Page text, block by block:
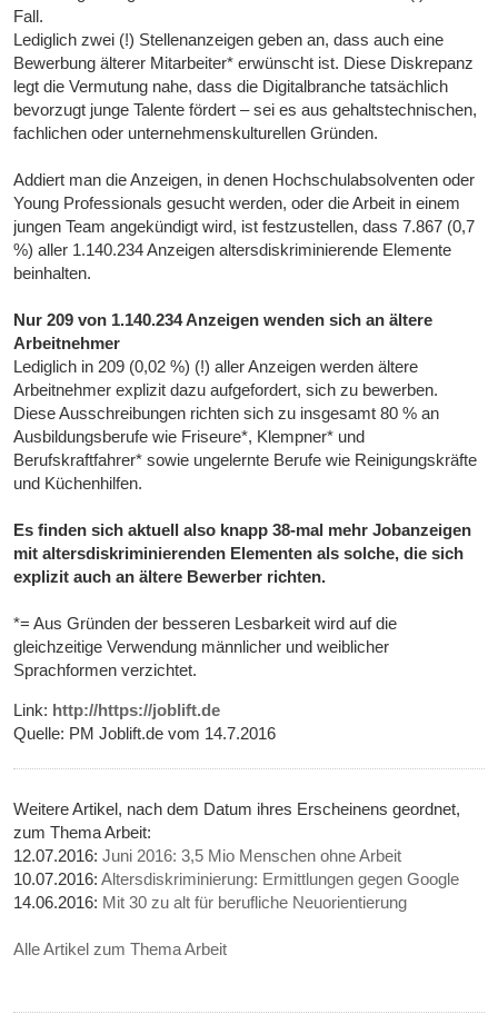
Fall.
Lediglich zwei (!) Stellenanzeigen geben an, dass auch eine
Bewerbung älterer Mitarbeiter* erwünscht ist. Diese Diskrepanz
legt die Vermutung nahe, dass die Digitalbranche tatsächlich
bevorzugt junge Talente fördert – sei es aus gehaltstechnischen,
fachlichen oder unternehmenskulturellen Gründen.
Addiert man die Anzeigen, in denen Hochschulabsolventen oder
Young Professionals gesucht werden, oder die Arbeit in einem
jungen Team angekündigt wird, ist festzustellen, dass 7.867 (0,7
%) aller 1.140.234 Anzeigen altersdiskriminierende Elemente
beinhalten.
Nur 209 von 1.140.234 Anzeigen wenden sich an ältere
Arbeitnehmer
Lediglich in 209 (0,02 %) (!) aller Anzeigen werden ältere
Arbeitnehmer explizit dazu aufgefordert, sich zu bewerben.
Diese Ausschreibungen richten sich zu insgesamt 80 % an
Ausbildungsberufe wie Friseure*, Klempner* und
Berufskraftfahrer* sowie ungelernte Berufe wie Reinigungskräfte
und Küchenhilfen.
Es finden sich aktuell also knapp 38-mal mehr Jobanzeigen
mit altersdiskriminierenden Elementen als solche, die sich
explizit auch an ältere Bewerber richten.
*= Aus Gründen der besseren Lesbarkeit wird auf die
gleichzeitige Verwendung männlicher und weiblicher
Sprachformen verzichtet.
Link: http://https://joblift.de
Quelle: PM Joblift.de vom 14.7.2016
Weitere Artikel, nach dem Datum ihres Erscheinens geordnet,
zum Thema Arbeit:
12.07.2016:Juni 2016: 3,5 Mio Menschen ohne Arbeit
10.07.2016:Altersdiskriminierung: Ermittlungen gegen Google
14.06.2016: Mit 30 zu alt für berufliche Neuorientierung
Alle Artikel zum Thema Arbeit